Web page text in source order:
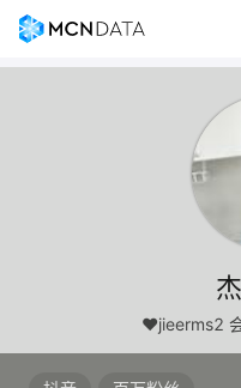
❤jieerms2